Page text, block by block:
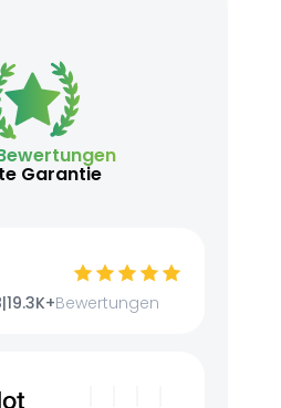
Garantie
|19.3K+Bewertungen